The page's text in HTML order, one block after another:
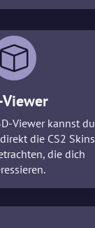
Viewer
Viewer kannst du
die CS2 Skins
die dich